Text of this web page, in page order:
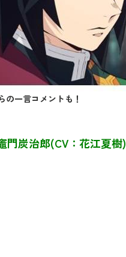
一言コメントも！
治郎(CV：花江夏樹